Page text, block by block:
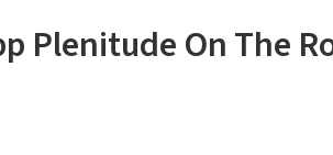
Plenitude On The